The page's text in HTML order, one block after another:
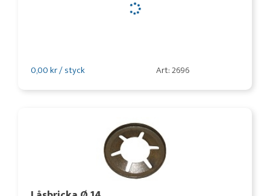
0,00 kr / styck Art: 2696